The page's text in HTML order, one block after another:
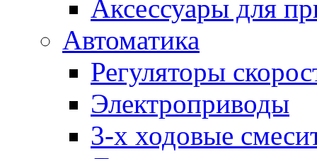
Аксессуары для
Автоматика
Регуляторы
Электроприводы
3-х ходовые